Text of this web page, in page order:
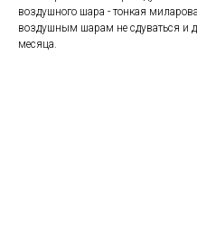
воздушного шара - тонкая
воздушным шарам не сдуваться и
месяца.